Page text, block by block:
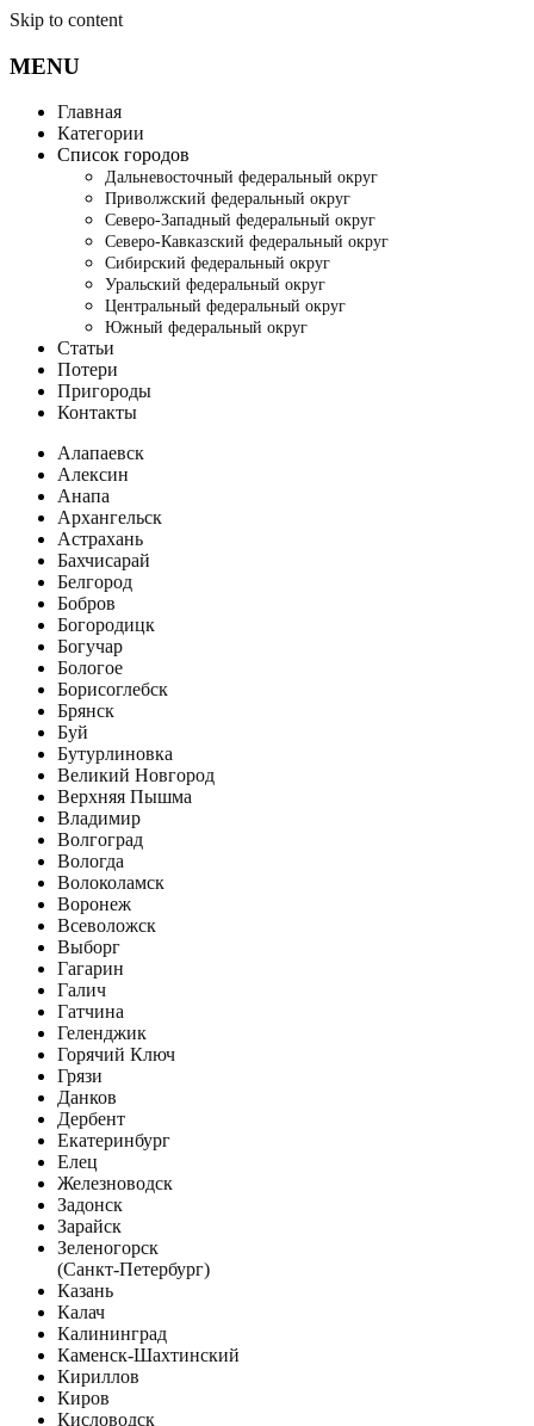
Skip to content
MENU
Главная
Категории
Список городов
Дальневосточный федеральный округ
Приволжский федеральный округ
Северо-Западный федеральный округ
Северо-Кавказский федеральный округ
Сибирский федеральный округ
Уральский федеральный округ
Центральный федеральный округ
Южный федеральный округ
Статьи
Потери
Пригороды
Контакты
Алапаевск
Алексин
Анапа
Архангельск
Астрахань
Бахчисарай
Белгород
Бобров
Богородицк
Богучар
Бологое
Борисоглебск
Брянск
Буй
Бутурлиновка
Великий Новгород
Верхняя Пышма
Владимир
Волгоград
Вологда
Волоколамск
Воронеж
Всеволожск
Выборг
Гагарин
Галич
Гатчина
Геленджик
Горячий Ключ
Грязи
Данков
Дербент
Екатеринбург
Елец
Железноводск
Задонск
Зарайск
Зеленогорск
(Санкт-Петербург)
Казань
Калач
Калининград
Каменск-Шахтинский
Кириллов
Киров
Кисловодск